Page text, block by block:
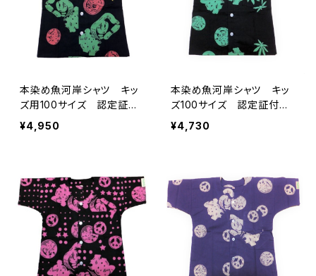
本染め魚河岸シャツ キッ
ズ用100サイズ 認定証付
き 木綿晒 獅子柄 黒×
ラスタ 子供用 日本製
シャツ 濱いちシャツ 焼
津 浜通り 港町
¥4,950
本染め魚河岸シャツ キッ
ズ100サイズ 認定証付
き 木綿晒 麻の葉柄 黒
×ミント 子供用 日本
てシャツ てぬぐいシャツ
濱いちシャツ 焼津 浜通
り 港町
¥4,730